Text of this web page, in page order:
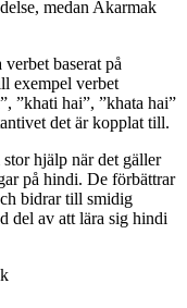
medan Akarmak
baserat på
exempel verbet
”khati hai”, ”khata hai”
det är kopplat till.
hjälp när det gäller
på hindi. De förbättrar
bidrar till smidig
del av att lära sig hindi